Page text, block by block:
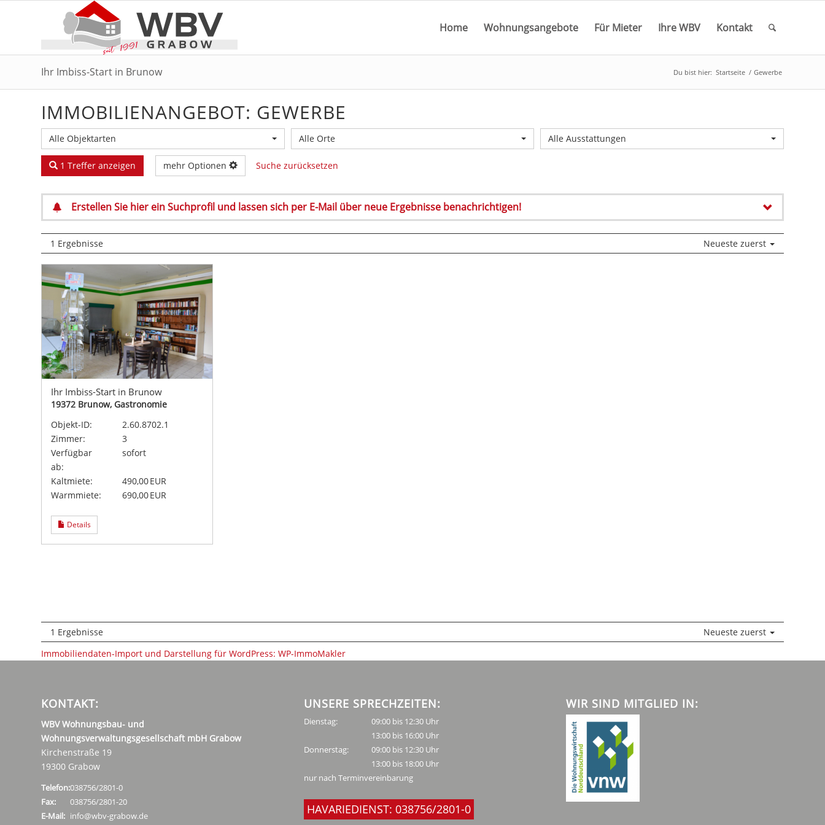
Home Wohnungsangebote Für Mieter Ihre WBV Kontakt
Ihr Imbiss-Start in Brunow Du bist hier: Startseite / Gewerbe
IMMOBILIEN­ANGEBOT: GEWERBE
Alle Objektarten Alle Orte Alle Ausstattungen
1 Treffer anzeigen mehr Optionen Suche zurücksetzen
Erstellen Sie hier ein Suchprofil und lassen sich per E-Mail über neue Ergebnisse benachrichtigen!
1 Ergebnisse Neueste zuerst
Ihr Imbiss-Start in Brunow
19372 Brunow, Gastronomie
Objekt-ID:
2.60.8702.1
Zimmer:
3
Verfügbar
ab:
sofort
Kaltmiete:
490,00 EUR
Warmmiete:
690,00 EUR
Details
1 Ergebnisse
Neueste zuerst
Immobiliendaten-Import und Darstellung für WordPress: WP-ImmoMakler
KONTAKT:
WBV Wohnungsbau- und
Wohnungsverwaltungsgesellschaft mbH Grabow
Kirchenstraße 19
19300 Grabow
Telefon:038756/2801-0
Fax:
038756/2801-20
E-Mail: info@wbv-grabow.de
UNSERE SPRECHZEITEN:
Dienstag:
09:00 bis 12:30 Uhr
13:00 bis 16:00 Uhr
Donnerstag:
09:00 bis 12:30 Uhr
13:00 bis 18:00 Uhr
nur nach Terminvereinbarung
HAVARIEDIENST: 038756/2801-0
WIR SIND MITGLIED IN: